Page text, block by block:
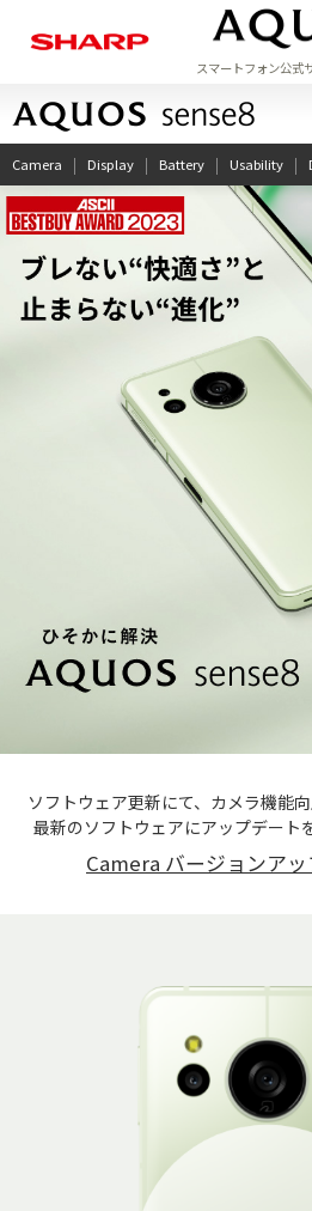
スマートフォン公式
ラインアップ
Camera Display Battery Usability
ソフトウェア更新にて、カメラ機能
最新のソフトウェアにアップデート
Camera バージョンア